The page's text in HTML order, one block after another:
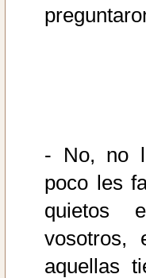
- No, no
poco les
quietos
vosotros,
aquellas